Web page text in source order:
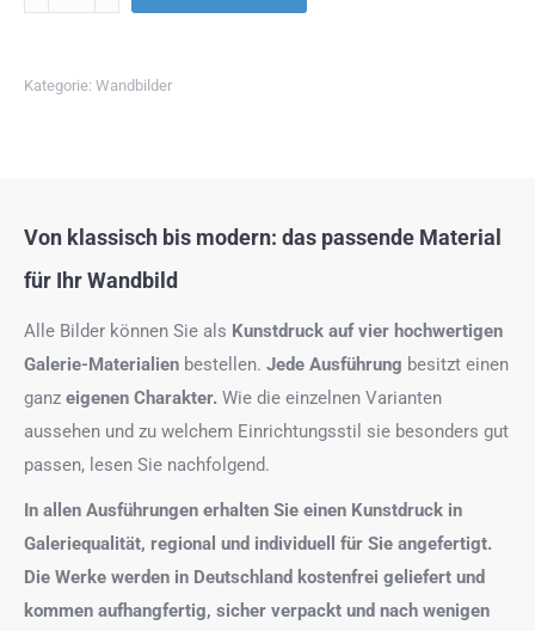
Kategorie: Wandbilder
Von klassisch bis modern: das passende Material
für Ihr Wandbild
Alle Bilder können Sie als Kunstdruck auf vier hochwertigen
Galerie-Materialien bestellen. Jede Ausführung besitzt einen
ganz eigenen Charakter. Wie die einzelnen Varianten
aussehen und zu welchem Einrichtungsstil sie besonders gut
passen, lesen Sie nachfolgend.
In allen Ausführungen erhalten Sie einen Kunstdruck in
Galeriequalität, regional und individuell für Sie angefertigt.
Die Werke werden in Deutschland kostenfrei geliefert und
kommen aufhangfertig, sicher verpackt und nach wenigen